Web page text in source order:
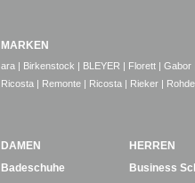
MARKEN
ara | Birkenstock | BLEYER | Florett | Gabor
Ricosta | Remonte | Ricosta | Rieker | Rohde
DAMEN
Badeschuhe
HERREN
Business